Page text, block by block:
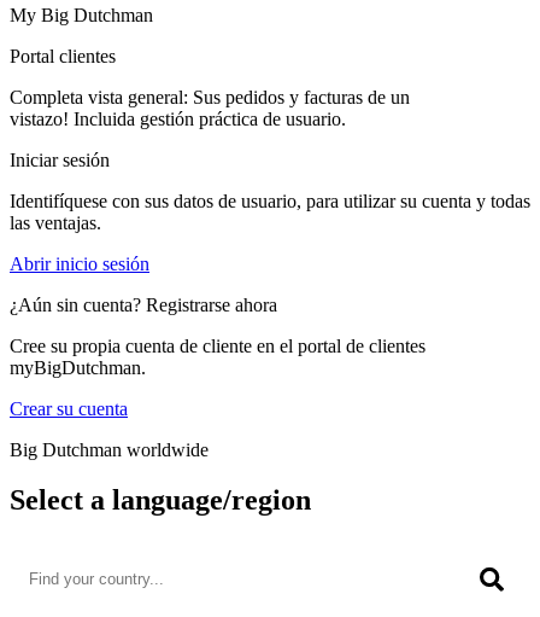
My Big Dutchman
Portal clientes
Completa vista general: Sus pedidos y facturas de un
vistazo! Incluida gestión práctica de usuario.
Iniciar sesión
Identifíquese con sus datos de usuario, para utilizar su cuenta y todas
las ventajas.
Abrir inicio sesión
¿Aún sin cuenta? Registrarse ahora
Cree su propia cuenta de cliente en el portal de clientes
myBigDutchman.
Crear su cuenta
Big Dutchman worldwide
Select a language/region